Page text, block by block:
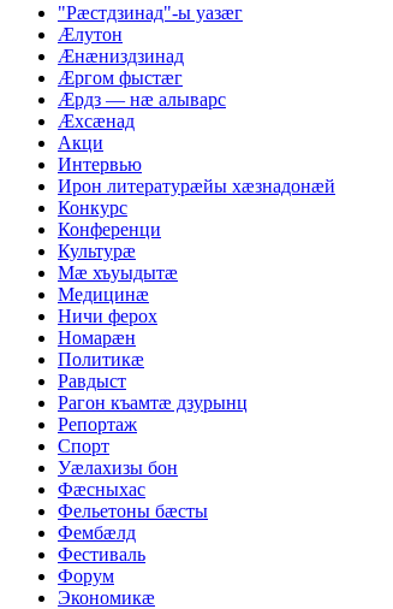
"Рæстдзинад"-ы уазæг
Æлутон
Æнæниздзинад
Æргом фыстæг
Æрдз — нæ алыварс
Æхсæнад
Акци
Интервью
Ирон литературæйы хæзнадонæй
Конкурс
Конференци
Культурæ
Мæ хъуыдытæ
Медицинæ
Ничи ферох
Номарæн
Политикæ
Равдыст
Рагон къамтæ дзурынц
Репортаж
Спорт
Уæлахизы бон
Фæсныхас
Фельетоны бæсты
Фембæлд
Фестиваль
Форум
Экономикæ